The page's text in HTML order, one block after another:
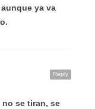
ya va
Reply
se tiran, se